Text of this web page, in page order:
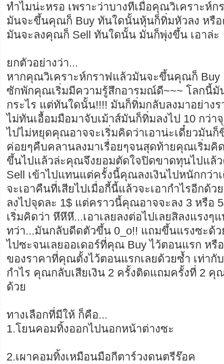
ทำไมน่ะหรอ เพราะว่าบางทีเมื่อคุณวิเคราะห์
มันจะขึ้นคุณก็ Buy ทันใดนั้นหุ้นก็ทิ่มหัวลง หรือ
มันจะลงคุณก็ Sell ทันใดนั้น มันก็พุ่งขึ้น เอาล่ะ
ยกตัวอย่างว่า...
หากคุณวิเคราะห์กราฟแล้วมันจะขึ้นคุณก็ Buy
ซักพักคุณเริ่มมีความรู้สึกอารมณ์ดี~~~ โลกนี้มั
กระไร แต่ทันใดนั้น!!!! มันก็ทิ่มกลับลงมาอย่าง
ไม่ทันเอื้อมมือมาจับเม้าส์มันก็ทิ่มลงไป 10 กว่า
ไปไม่หยุดคุณอาจจะเริ่มคิดว่าเอาน่ะเดี๋ยวมัน
ค่อยๆคืบคลานลงมาเรื่อยๆจนสุดท้ายคุณเริ่มคิ
ขึ้นไปแล้วล่ะคุณจึงยอมตัดใจปิดขาดทุนไปแล้
Sell เข้าไปแทนแต่ครั้งนี้คุณลงเงินไปหนักกว่า
จะเอาคืนที่เสียไปเมื่อกี้นี้แล้วจะเอากำไรอีกด้
ลงไปจุดละ 1$ แต่คราวนี้คุณอาจจะลง 3 หรือ
เริ่มคิดว่า หึหึหึ...เอาเลยลงต่อไปเลยสิลงแรงๆ
ทว่า...มันกลับดีดตัวขึ้น 0_o!! แถมขึ้นแรงซะด้
ไปซะจนเลยออเดอร์ที่คุณ Buy ไว้ตอนแรก หรื
ของราคาที่คุณตั้งไว้ตอนแรกเลยด้วยซ้ำ เท่า
กำไร คุณกลับเสียเงิน 2 ครั้งติดแถมครั้งที่ 2 คุ
ด้วย
ทางเลือกที่มีให้ ก็คือ...
1.โยนคอมทิ้งออกไปนอกหน้าต่างซะ
2.เผาคอมทิ้งเหมือนมือกีตาร์วงดนตรีร๊อค